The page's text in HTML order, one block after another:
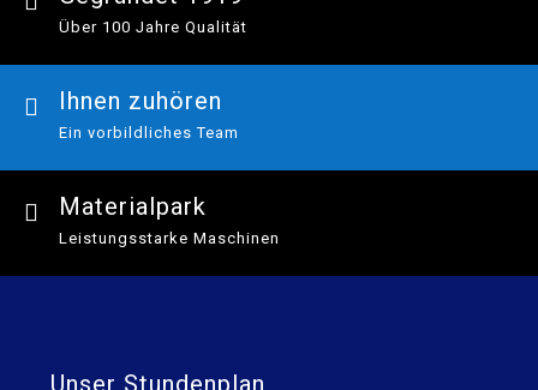
Über 100 Jahre Qualität
 Ihnen zuhören
Ein vorbildliches Team
 Materialpark
Leistungsstarke Maschinen
Unser Stundenplan